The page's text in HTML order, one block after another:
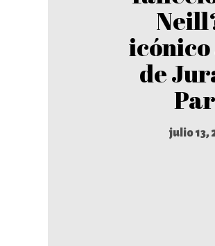
de
julio 13,